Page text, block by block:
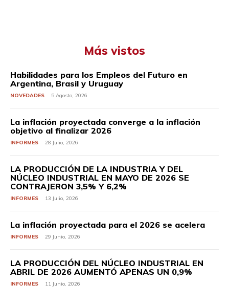
Más vistos
Habilidades para los Empleos del Futuro en
Argentina, Brasil y Uruguay
NOVEDADES 5 Agosto, 2026
La inflación proyectada converge a la inflación
objetivo al finalizar 2026
INFORMES 28 Julio, 2026
LA PRODUCCIÓN DE LA INDUSTRIA Y DEL
NÚCLEO INDUSTRIAL EN MAYO DE 2026 SE
CONTRAJERON 3,5% Y 6,2%
INFORMES 13 Julio, 2026
La inflación proyectada para el 2026 se acelera
INFORMES 29 Junio, 2026
LA PRODUCCIÓN DEL NÚCLEO INDUSTRIAL EN
ABRIL DE 2026 AUMENTÓ APENAS UN 0,9%
INFORMES 11 Junio, 2026